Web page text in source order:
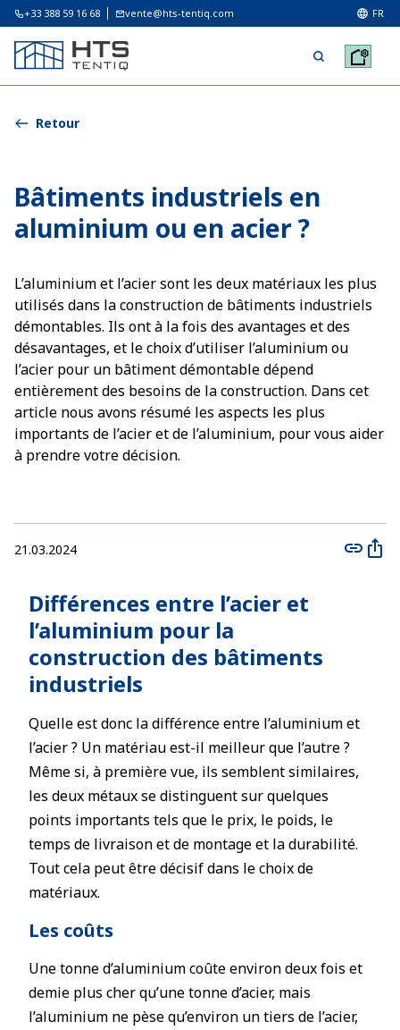
+33 388 59 16 68 vente@hts-tentiq.com FR
Retour
Bâtiments industriels en
aluminium ou en acier ?
L’aluminium et l’acier sont les deux matériaux les plus
utilisés dans la construction de bâtiments industriels
démontables. Ils ont à la fois des avantages et des
désavantages, et le choix d’utiliser l’aluminium ou
l’acier pour un bâtiment démontable dépend
entièrement des besoins de la construction. Dans cet
article nous avons résumé les aspects les plus
importants de l’acier et de l’aluminium, pour vous aider
à prendre votre décision.
21.03.2024
Différences entre l’acier et
l’aluminium pour la
construction des bâtiments
industriels
Quelle est donc la différence entre l’aluminium et
l’acier ? Un matériau est-il meilleur que l’autre ?
Même si, à première vue, ils semblent similaires,
les deux métaux se distinguent sur quelques
points importants tels que le prix, le poids, le
temps de livraison et de montage et la durabilité.
Tout cela peut être décisif dans le choix de
matériaux.
Les coûts
Une tonne d’aluminium coûte environ deux fois et
demie plus cher qu’une tonne d’acier, mais
l’aluminium ne pèse qu’environ un tiers de l’acier,